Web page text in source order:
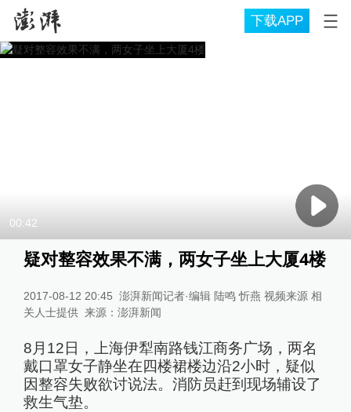
下载APP
00:42
疑对整容效果不满，两女子坐上大厦4楼
2017-08-12 20:45 澎湃新闻记者·编辑 陆鸣 忻燕 视频来源 相
关人士提供 来源： 澎湃新闻
8月12日，上海伊犁南路钱江商务广场，两名
戴口罩女子静坐在四楼裙楼边沿2小时，疑似
因整容失败欲讨说法。消防员赶到现场辅设了
救生气垫。